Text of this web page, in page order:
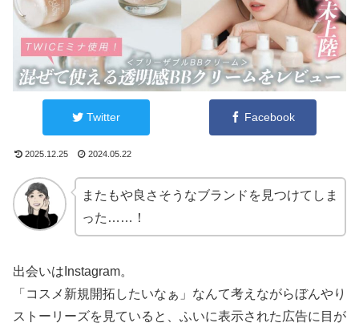
Twitter Facebook
2025.12.25 2024.05.22
またもや良さそうなブランドを見つけてしま
った……！
出会いはInstagram。
「コスメ新規開拓したいなぁ」なんて考えながらぼんやり
ストーリーズを見ていると、ふいに表示された広告に目が